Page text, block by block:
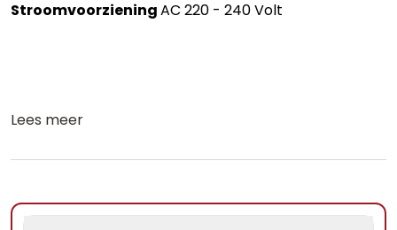
StroomvoorzieningAC 220 - 240 Volt
Lees meer